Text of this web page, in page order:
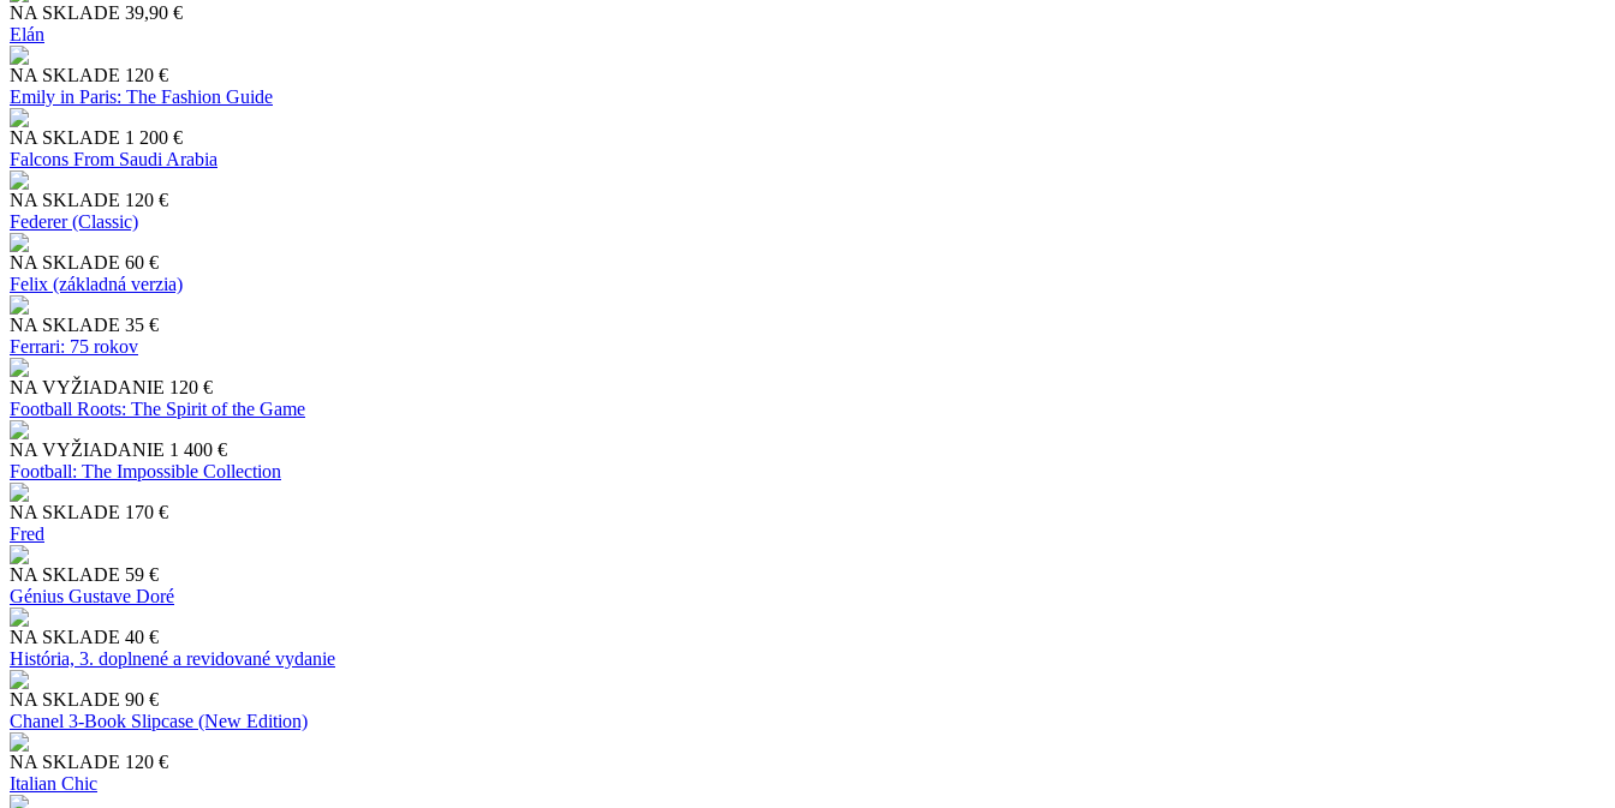
NA SKLADE 39,90 €
Elán
NA SKLADE 120 €
Emily in Paris: The Fashion Guide
NA SKLADE 1 200 €
Falcons From Saudi Arabia
NA SKLADE 120 €
Federer (Classic)
NA SKLADE 60 €
Felix (základná verzia)
NA SKLADE 35 €
Ferrari: 75 rokov
NA VYŽIADANIE 120 €
Football Roots: The Spirit of the Game
NA VYŽIADANIE 1 400 €
Football: The Impossible Collection
NA SKLADE 170 €
Fred
NA SKLADE 59 €
Génius Gustave Doré
NA SKLADE 40 €
História, 3. doplnené a revidované vydanie
NA SKLADE 90 €
Chanel 3-Book Slipcase (New Edition)
NA SKLADE 120 €
Italian Chic